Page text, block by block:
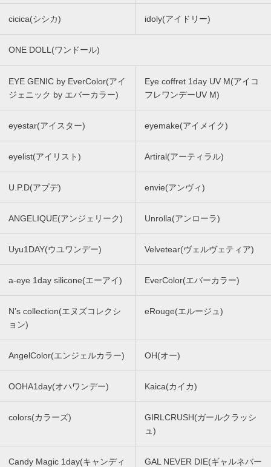
cicica(シシカ) idoly(アイドリー)
ONE DOLL(ワンドール)
EYE GENIC by EverColor(アイ
ジェニック by エバーカラー)
Eye coffret 1day UV M(アイコ
フレワンデーUV M)
eyestar(アイスター) eyemake(アイメイク)
eyelist(アイリスト) Artiral(アーティラル)
U.P.D(アプデ) envie(アンヴィ)
ANGELIQUE(アンジェリーク) Unrolla(アンローラ)
Uyu1DAY(ウユワンデー) Velvetear(ヴェルヴェティア)
a-eye 1day silicone(エーアイ) EverColor(エバーカラー)
N’s collection(エヌズコレクシ
ョン)
eRouge(エルージュ)
AngelColor(エンジェルカラー) OH(オー)
OOHA1day(オハワンデー) Kaica(カイカ)
colors(カラーズ)
GIRLCRUSH(ガールクラッシ
ュ)
Candy Magic 1day(キャンディ
GAL NEVER DIE(ギャルネバー